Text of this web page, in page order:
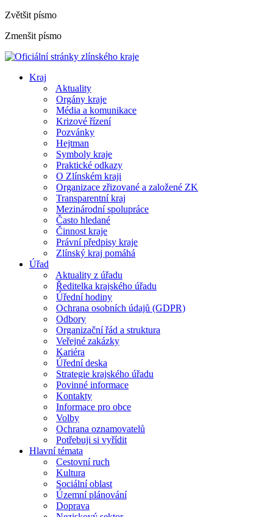
Zvětšit písmo
Zmenšit písmo
Kraj
Aktuality
Orgány kraje
Média a komunikace
Krizové řízení
Pozvánky
Hejtman
Symboly kraje
Praktické odkazy
O Zlínském kraji
Organizace zřizované a založené ZK
Transparentní kraj
Mezinárodní spolupráce
Často hledané
Činnost kraje
Právní předpisy kraje
Zlínský kraj pomáhá
Úřad
Aktuality z úřadu
Ředitelka krajského úřadu
Úřední hodiny
Ochrana osobních údajů (GDPR)
Odbory
Organizační řád a struktura
Veřejné zakázky
Kariéra
Úřední deska
Strategie krajského úřadu
Povinné informace
Kontakty
Informace pro obce
Volby
Ochrana oznamovatelů
Potřebuji si vyřídit
Hlavní témata
Cestovní ruch
Kultura
Sociální oblast
Územní plánování
Doprava